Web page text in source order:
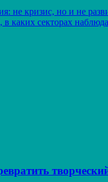
не кризис, но и не
каких секторах